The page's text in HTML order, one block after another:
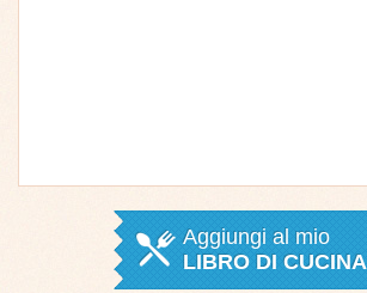
Aggiungi al mio
LIBRO DI CUCINA